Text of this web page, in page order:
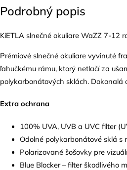
Podrobný popis
KiETLA slnečné okuliare WaZZ 7-12
Prémiové slnečné okuliare vyvinuté
ľahučkému rámu, ktorý netlačí za
polykarbonátových sklách.
Extra ochrana
100% UVA, UVB a UVC filter
Odolné polykarbonátové sklá s
Polarizované šošovky pre
Blue Blocker – filter škodlivého